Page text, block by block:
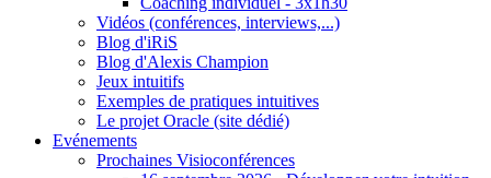
Vidéos (conférences, interviews,...)
Blog d'iRiS
Blog d'Alexis Champion
Jeux intuitifs
Exemples de pratiques intuitives
Le projet Oracle (site dédié)
Evénements
Prochaines Visioconférences